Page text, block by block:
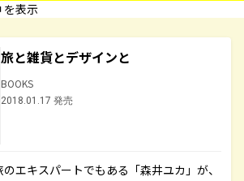
を表示
旅と雑貨とデザインと
BOOKS
2018.01.17 発売
エキスパートでもある「森井ユカ」が、